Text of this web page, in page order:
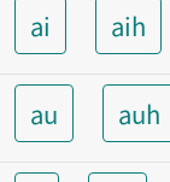
ai aih
au auh